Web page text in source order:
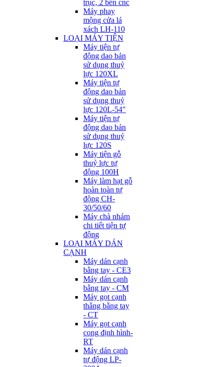
trục, 2 bên cnc
Máy phay
mộng cửa lá
xách LH-110
LOẠI MÁY TIỆN
Máy tiện tự
động dao bản
sử dụng thuỷ
lực 120XL
Máy tiện tự
động dao bản
sử dụng thuỷ
lực 120L-54"
Máy tiện tự
động dao bản
sử dụng thuỷ
lực 120S
Máy tiện gỗ
thuỷ lực tự
động 100H
Máy làm hạt gỗ
hoàn toàn tự
động CH-
30/50/60
Máy chà nhám
chi tiết tiện tự
động
LOẠI MÁY DÁN
CẠNH
Máy dán cạnh
bằng tay - CE3
Máy dán cạnh
bằng tay - CM
Máy gọt cạnh
thẳng bằng tay
- CT
Máy gọt cạnh
cong định hình-
RT
Máy dán cạnh
tự động LP-